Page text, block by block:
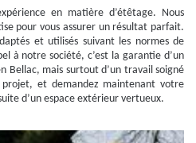
en matière d’étêtage. Nous
pour vous assurer un résultat parfait.
et utilisés suivant les normes de
à notre société, c’est la garantie d’un
Bellac, mais surtout d’un travail soigné
et demandez maintenant votre
d’un espace extérieur vertueux.